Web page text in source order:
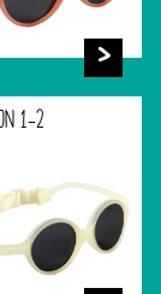
1-2